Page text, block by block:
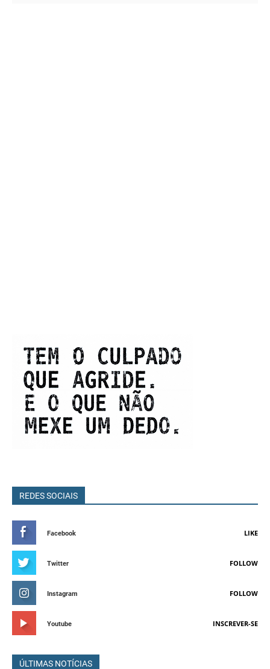
REDES SOCIAIS
Facebook LIKE
Twitter FOLLOW
Instagram FOLLOW
Youtube INSCREVER-SE
ÚLTIMAS NOTÍCIAS